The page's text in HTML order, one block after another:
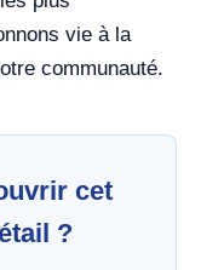
vie à la
communauté.
cet
?